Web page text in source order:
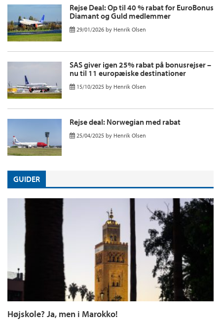
Rejse Deal: Op til 40 % rabat for EuroBonus
Diamant og Guld medlemmer
29/01/2026 by Henrik Olsen
SAS giver igen 25% rabat på bonusrejser –
nu til 11 europæiske destinationer
15/10/2025 by Henrik Olsen
Rejse deal: Norwegian med rabat
25/04/2025 by Henrik Olsen
GUIDER
Højskole? Ja, men i Marokko!